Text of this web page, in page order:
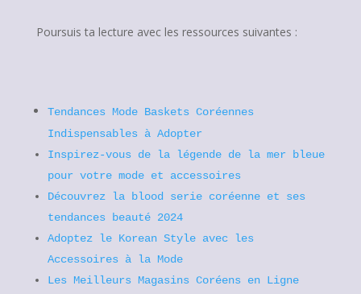
Poursuis ta lecture avec les ressources suivantes :
Tendances Mode Baskets Coréennes
Indispensables à Adopter
Inspirez-vous de la légende de la mer bleue
pour votre mode et accessoires
Découvrez la blood serie coréenne et ses
tendances beauté 2024
Adoptez le Korean Style avec les
Accessoires à la Mode
Les Meilleurs Magasins Coréens en Ligne